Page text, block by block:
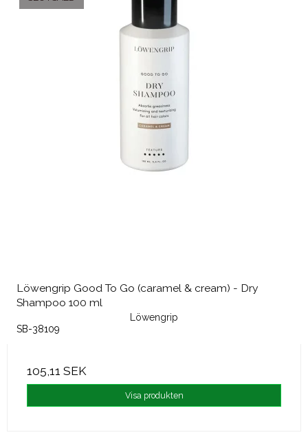
Löwengrip Good To Go (caramel & cream) - Dry
Shampoo 100 ml
Löwengrip
SB-38109
105,11 SEK
Visa produkten